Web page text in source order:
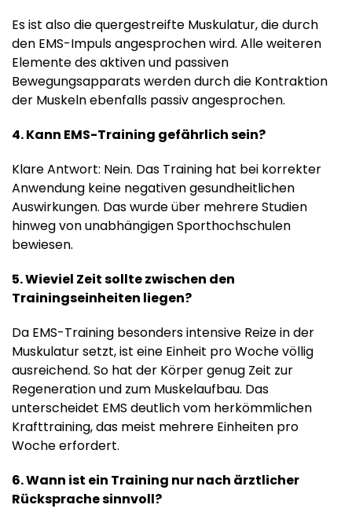
Es ist also die quergestreifte Muskulatur, die durch
den EMS-Impuls angesprochen wird. Alle weiteren
Elemente des aktiven und passiven
Bewegungsapparats werden durch die Kontraktion
der Muskeln ebenfalls passiv angesprochen.
4. Kann EMS-Training gefährlich sein?
Klare Antwort: Nein. Das Training hat bei korrekter
Anwendung keine negativen gesundheitlichen
Auswirkungen. Das wurde über mehrere Studien
hinweg von unabhängigen Sporthochschulen
bewiesen.
5. Wieviel Zeit sollte zwischen den
Trainingseinheiten liegen?
Da EMS-Training besonders intensive Reize in der
Muskulatur setzt, ist eine Einheit pro Woche völlig
ausreichend. So hat der Körper genug Zeit zur
Regeneration und zum Muskelaufbau. Das
unterscheidet EMS deutlich vom herkömmlichen
Krafttraining, das meist mehrere Einheiten pro
Woche erfordert.
6. Wann ist ein Training nur nach ärztlicher
Rücksprache sinnvoll?